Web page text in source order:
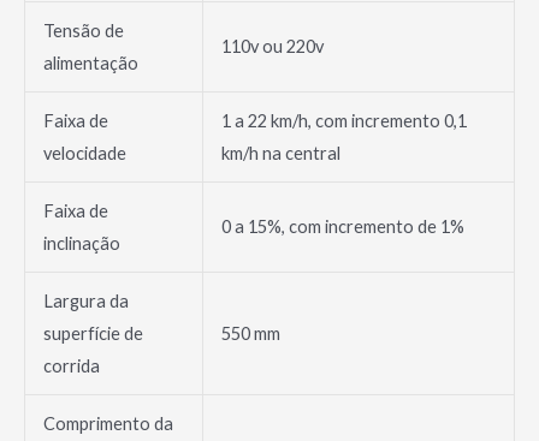
Tensão de
alimentação
110v ou 220v
Faixa de
velocidade
1 a 22 km/h, com incremento 0,1
km/h na central
Faixa de
inclinação
0 a 15%, com incremento de 1%
Largura da
superfície de
corrida
550 mm
Comprimento da